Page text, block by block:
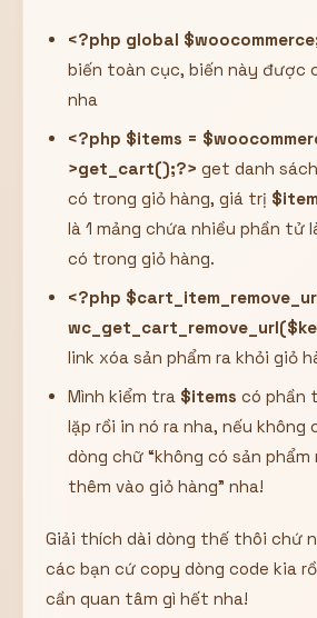
<?php global
biến toàn cục, biến này được
nha
<?php $items =
>get_cart();?> get danh
có trong giỏ hàng, giá trị
là 1 mảng chứa nhiều phần tử
có trong giỏ hàng.
<?php
link xóa sản phẩm ra khỏi giỏ
Mình kiểm tra $items có phần
lặp rồi in nó ra nha, nếu không
dòng chữ “không có sản
thêm vào giỏ hàng” nha!
Giải thích dài dòng thế thôi chứ
các bạn cứ copy dòng code kia
cần quan tâm gì hết nha!